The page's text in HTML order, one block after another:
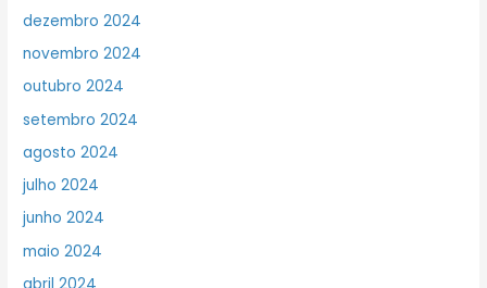
dezembro 2024
novembro 2024
outubro 2024
setembro 2024
agosto 2024
julho 2024
junho 2024
maio 2024